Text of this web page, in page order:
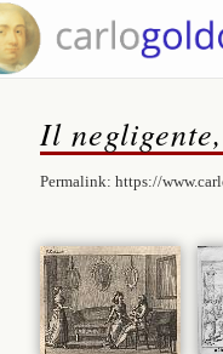
Il
Permalink: https://